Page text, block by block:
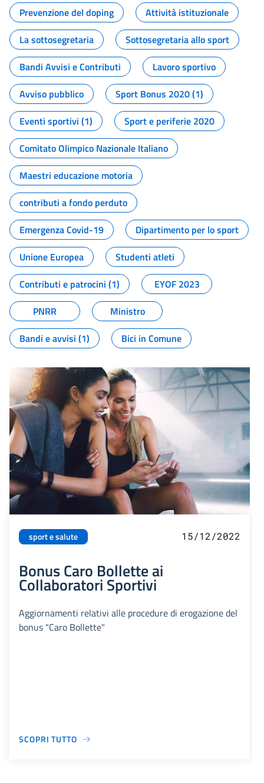
Prevenzione del doping
Attività istituzionale
La sottosegretaria
Sottosegretaria allo sport
Bandi Avvisi e Contributi
Lavoro sportivo
Avviso pubblico
Sport Bonus 2020 (1)
Eventi sportivi (1)
Sport e periferie 2020
Comitato Olimpico Nazionale Italiano
Maestri educazione motoria
contributi a fondo perduto
Emergenza Covid-19
Dipartimento per lo sport
Unione Europea
Studenti atleti
Contributi e patrocini (1)
EYOF 2023
PNRR
Ministro
Bandi e avvisi (1)
Bici in Comune
sport e salute 15/12/2022
Bonus Caro Bollette ai
Collaboratori Sportivi
Aggiornamenti relativi alle procedure di erogazione del
bonus "Caro Bollette"
SCOPRI TUTTO